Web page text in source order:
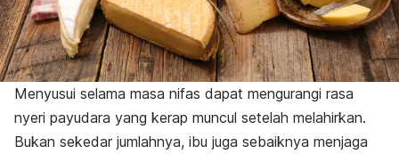
Menyusui selama masa nifas dapat mengurangi rasa
nyeri payudara yang kerap muncul setelah melahirkan.
Bukan sekedar jumlahnya, ibu juga sebaiknya menjaga